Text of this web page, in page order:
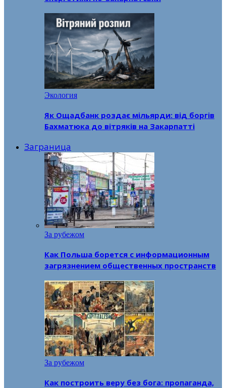
Экология
Як Ощадбанк роздає мільярди: від боргів
Бахматюка до вітряків на Закарпатті
Заграница
За рубежом
Как Польша борется с информационным
загрязнением общественных пространств
За рубежом
Как построить веру без бога: пропаганда,